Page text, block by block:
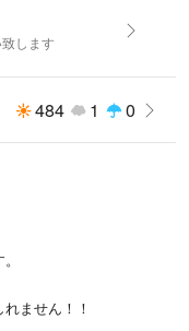
します
484 1 0
ません！！